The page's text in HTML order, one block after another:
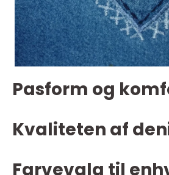
Pasform og
Kvaliteten af
Farvevalg til